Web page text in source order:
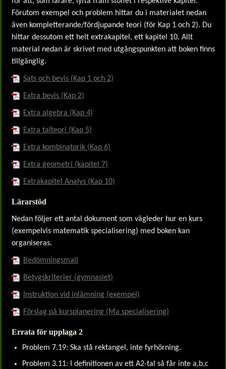
Förutom exempel och problem hittar du i materialet nedan
även kompletterande/fördjupande teori (för Kap 1 och 2). Du
hittar dessutom ett helt extrakapitel, ett kapitel 10. Allt
material nedan är skrivet med utgångspunkten att boken finns
tillgänglig.
Sats och bevis (Kap 1 och 2)
Extra bevis (Kap 2)
Extra algebra (Kap 4)
Extra talteori (Kap 5)
Extra kombinatorik (Kap 6)
Extra geometri (kapitel 7)
Extrakapitel Analys (Kap 10)
Lärarstöd
Nedan följer ett antal dokument som vägleder hur en kurs
(exempelvis matematik specialisering) med boken kan
organiseras.
Bedömningsmall
Betygskriterier (gymnasiet)
Instruktion vid inlämning (exempel)
Förslag på kursplanering (Ma specialisering)
Errata för upplaga 2
Problem 7.19: Ska stå rektangel, inte fyrhörning.
Problem 3.11: I definitionen av ett A2-tal så får inte a,b,c